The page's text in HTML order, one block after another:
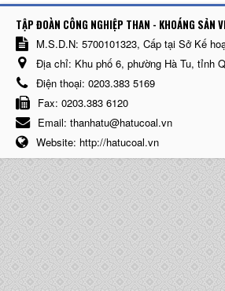
TẬP ĐOÀN CÔNG NGHIỆP THAN - KHOÁNG SẢN
M.S.D.N: 5700101323, Cấp tại Sở Kế
Địa chỉ: Khu phố 6, phường Hà Tu, tỉnh
Điện thoại: 0203.383 5169
Fax: 0203.383 6120
Email: thanhatu@hatucoal.vn
Website: http://hatucoal.vn